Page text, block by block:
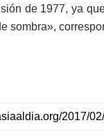
de 1977, ya
sombra»,